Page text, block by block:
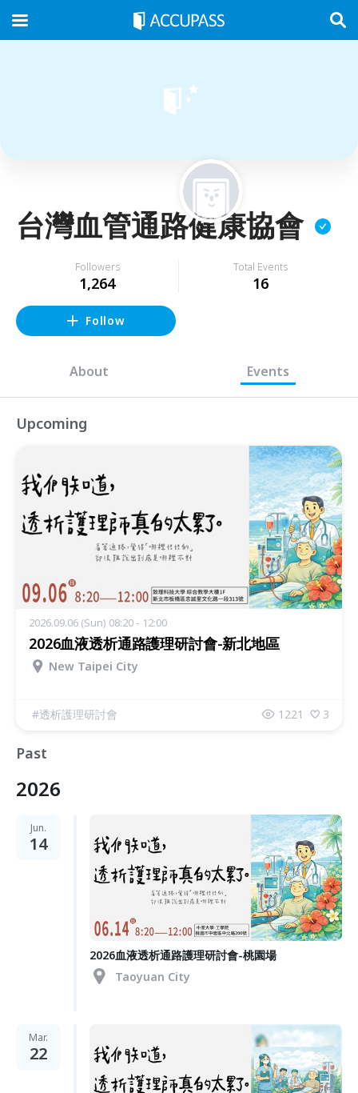
台灣血管通路健康協會
Followers
1,264
Total Events
16
Follow
About Events
Upcoming
2026.09.06 (Sun) 08:20 - 12:00
2026血液透析通路護理研討會-新北地區
New Taipei City
#透析護理研討會 1221 3
Past
2026
Jun.
14
2026血液透析通路護理研討會-桃園場
Taoyuan City
Mar.
22